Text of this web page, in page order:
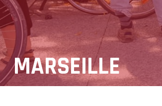
MARSEILLE